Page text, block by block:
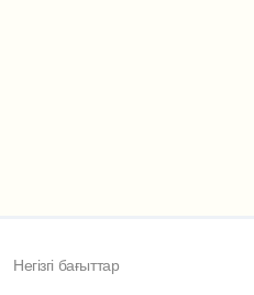
Негізгі бағыттар